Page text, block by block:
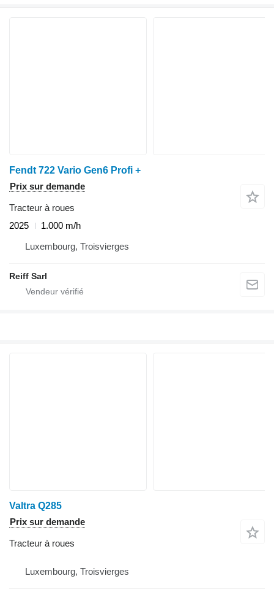
Fendt 722 Vario Gen6 Profi +
Prix sur demande
Tracteur à roues
2025
1.000 m/h
Luxembourg, Troisvierges
Reiff Sarl
Valtra Q285
Prix sur demande
Tracteur à roues
Luxembourg, Troisvierges